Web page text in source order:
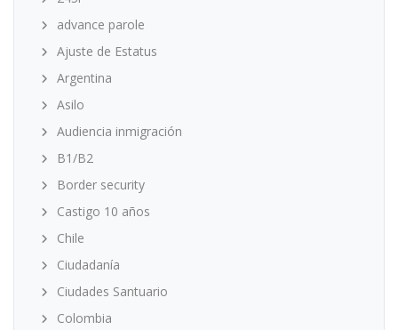
advance parole
Ajuste de Estatus
Argentina
Asilo
Audiencia inmigración
B1/B2
Border security
Castigo 10 años
Chile
Ciudadanía
Ciudades Santuario
Colombia